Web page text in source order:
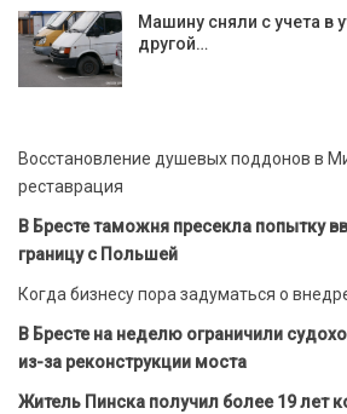
Машину сняли с учета в
другой…
Восстановление душевых поддонов в
реставрация
В Бресте таможня пресекла попытку
границу с Польшей
Когда бизнесу пора задуматься о
В Бресте на неделю ограничили
из-за реконструкции моста
Житель Пинска получил более 19 лет